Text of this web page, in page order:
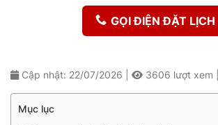
GỌI ĐIỆN ĐẶT LỊCH
Cập nhật: 22/07/2026 3606 lượt xem
Mục lục